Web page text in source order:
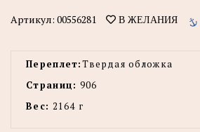
Артикул: 00556281 В ЖЕЛАНИЯ
Переплет:Твердая обложка
Страниц: 906
Вес: 2164 г